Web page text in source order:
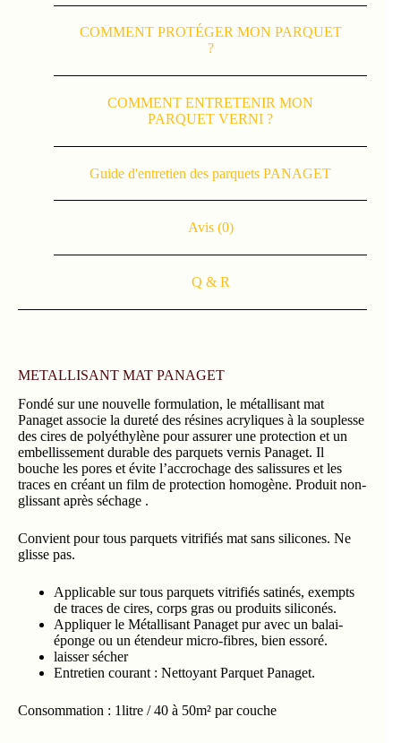
COMMENT PROTÉGER MON PARQUET
?
COMMENT ENTRETENIR MON
PARQUET VERNI ?
Guide d'entretien des parquets PANAGET
Avis (0)
Q & R
METALLISANT MAT PANAGET
Fondé sur une nouvelle formulation, le métallisant mat
Panaget associe la dureté des résines acryliques à la souplesse
des cires de polyéthylène pour assurer une protection et un
embellissement durable des parquets vernis Panaget. Il
bouche les pores et évite l’accrochage des salissures et les
traces en créant un film de protection homogène. Produit non-
glissant après séchage .
Convient pour tous parquets vitrifiés mat sans silicones. Ne
glisse pas.
Applicable sur tous parquets vitrifiés satinés, exempts
de traces de cires, corps gras ou produits siliconés.
Appliquer le Métallisant Panaget pur avec un balai-
éponge ou un étendeur micro-fibres, bien essoré.
laisser sécher
Entretien courant : Nettoyant Parquet Panaget.
Consommation : 1litre / 40 à 50m² par couche